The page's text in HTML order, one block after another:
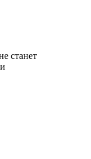
станет